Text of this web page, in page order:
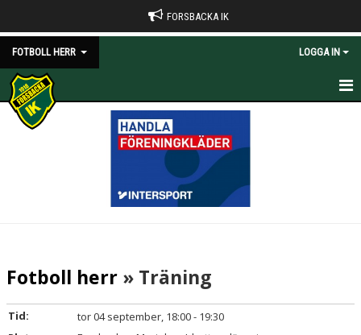
FORSBACKA IK
FOTBOLL HERR LOGGA IN
HEM
Fotboll herr » Träning
Tid:
tor 04 september, 18:00 - 19:30